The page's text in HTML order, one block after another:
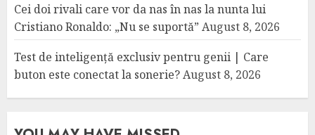
Cei doi rivali care vor da nas în nas la nunta lui
Cristiano Ronaldo: „Nu se suportă” August 8, 2026
Test de inteligență exclusiv pentru genii | Care
buton este conectat la sonerie?August 8, 2026